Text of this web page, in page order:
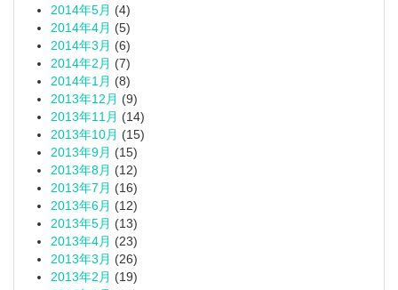
2014年5月 (4)
2014年4月 (5)
2014年3月 (6)
2014年2月 (7)
2014年1月 (8)
2013年12月 (9)
2013年11月 (14)
2013年10月 (15)
2013年9月 (15)
2013年8月 (12)
2013年7月 (16)
2013年6月 (12)
2013年5月 (13)
2013年4月 (23)
2013年3月 (26)
2013年2月 (19)